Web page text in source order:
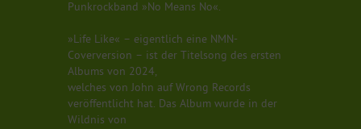
Punkrockband »No Means No«.
»Life Like« – eigentlich eine NMN-
Coverversion – ist der Titelsong des ersten
Albums von 2024,
welches von John auf Wrong Records
veröffentlicht hat. Das Album wurde in der
Wildnis von